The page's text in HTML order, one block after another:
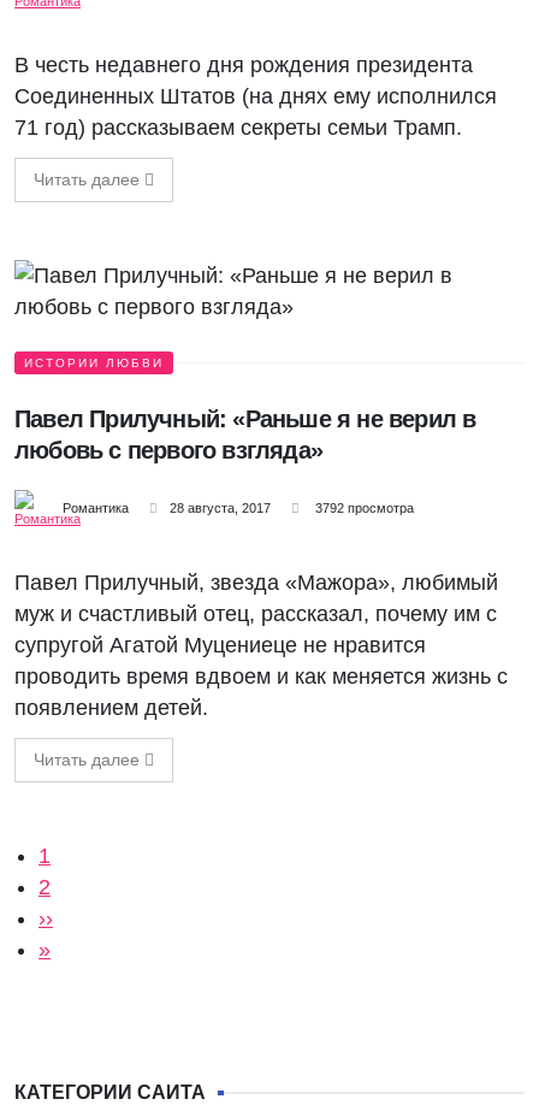
В честь недавнего дня рождения президента
Соединенных Штатов (на днях ему исполнился
71 год) рассказываем секреты семьи Трамп.
Читать далее
ИСТОРИИ ЛЮБВИ
Павел Прилучный: «Раньше я не верил в
любовь с первого взгляда»
Романтика 28 августа, 2017 3792 просмотра
Павел Прилучный, звезда «Мажора», любимый
муж и счастливый отец, рассказал, почему им с
супругой Агатой Муцениеце не нравится
проводить время вдвоем и как меняется жизнь с
появлением детей.
Читать далее
Нумерация страниц
Текущая страница
1
Страница
2
Следующая страница
››
Последняя страница
»
КАТЕГОРИИ САЙТА